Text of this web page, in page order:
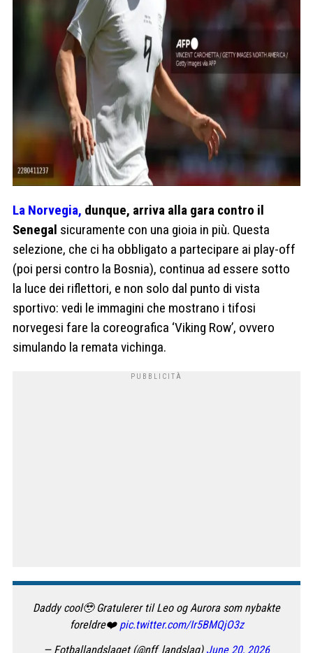
La Norvegia, dunque, arriva alla gara contro il
Senegal sicuramente con una gioia in più. Questa
selezione, che ci ha obbligato a partecipare ai play-off
(poi persi contro la Bosnia), continua ad essere sotto
la luce dei riflettori, e non solo dal punto di vista
sportivo: vedi le immagini che mostrano i tifosi
norvegesi fare la coreografica ‘Viking Row’, ovvero
simulando la remata vichinga.
Daddy cool🥹 Gratulerer til Leo og Aurora som nybakte
foreldre❤️ pic.twitter.com/Ir5BMQjO3z
— Fotballandslaget (@nff_landslag) June 20, 2026